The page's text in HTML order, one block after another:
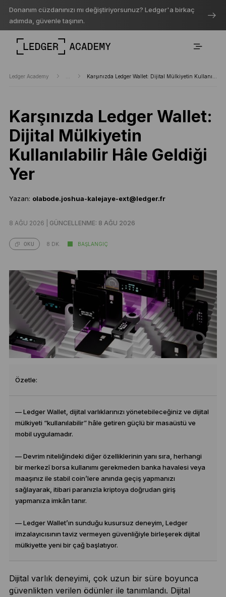
Donanım cüzdanınızı mı değiştiriyorsunuz? Ledger'a birkaç
adımda, güvenle taşının.
Ledger Academy
Karşınızda Ledger Wallet:
Dijital Mülkiyetin
Kullanılabilir Hâle Geldiği
Yer
Yazan: olabode.joshua-kalejaye-ext@ledger.fr
8 AĞU 2026 | GÜNCELLENME: 8 AĞU 2026
OKU 8 DK. BAŞLANGIÇ
Özetle:
— Ledger Wallet, dijital varlıklarınızı yönetebileceğiniz ve dijital
mülkiyeti “kullanılabilir” hâle getiren güçlü bir masaüstü ve
mobil uygulamadır.
— Devrim niteliğindeki diğer özelliklerinin yanı sıra, herhangi
bir merkezî borsa kullanımı gerekmeden banka havalesi veya
maaşınız ile stabil coin’lere anında geçiş yapmanızı
sağlayarak, itibari paranızla kriptoya doğrudan giriş
yapmanıza imkân tanır.
— Ledger Wallet’ın sunduğu kusursuz deneyim, Ledger
imzalayıcısının taviz vermeyen güvenliğiyle birleşerek dijital
mülkiyette yeni bir çağ başlatıyor.
Dijital varlık deneyimi, çok uzun bir süre boyunca
güvenlikten verilen ödünler ile tanımlandı. Dijital